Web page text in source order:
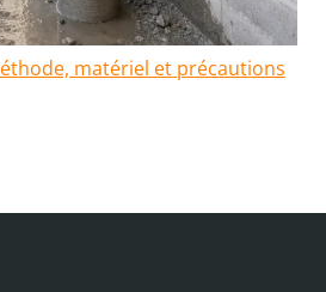
matériel et précautions